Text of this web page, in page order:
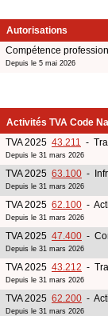
Autorisations
Compétence
Depuis le 5 mai 2026
Activités TVA Code
TVA 2025 43.211 -
Depuis le 31 mars 2026
TVA 2025 63.100 -
Depuis le 31 mars 2026
TVA 2025 62.100 -
Depuis le 31 mars 2026
TVA 2025 47.400 -
Depuis le 31 mars 2026
TVA 2025 43.212 -
Depuis le 31 mars 2026
TVA 2025 62.200 -
Depuis le 31 mars 2026